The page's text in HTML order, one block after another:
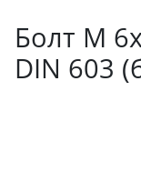
Болт М
DIN 603